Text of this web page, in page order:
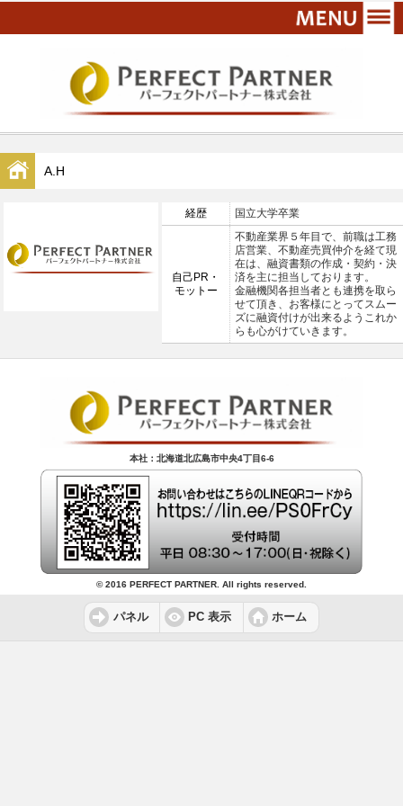
A.H
経歴 国立大学卒業
自己PR・
モットー
不動産業界５年目で、前職は工務
店営業、不動産売買仲介を経て現
在は、融資書類の作成・契約・決
済を主に担当しております。
金融機関各担当者とも連携を取ら
せて頂き、お客様にとってスムー
ズに融資付けが出来るようこれか
らも心がけていきます。
本社：北海道北広島市中央4丁目6-6
© 2016 PERFECT PARTNER. All rights reserved.
パネル PC 表示 ホーム